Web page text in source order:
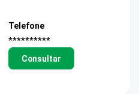
Telefone
**********
Consultar